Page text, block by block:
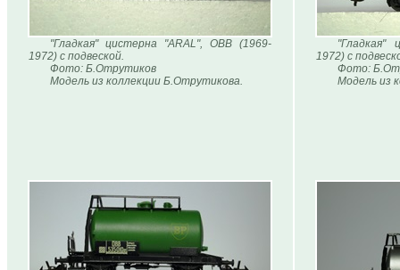
"Гладкая" цистерна "ARAL", ОВВ (1969-
1972) с подвеской.
Фото: Б.Отрутиков
Модель из коллекции Б.Отрутикова.
"Гладкая"
1972) с
Фото:
Модель из